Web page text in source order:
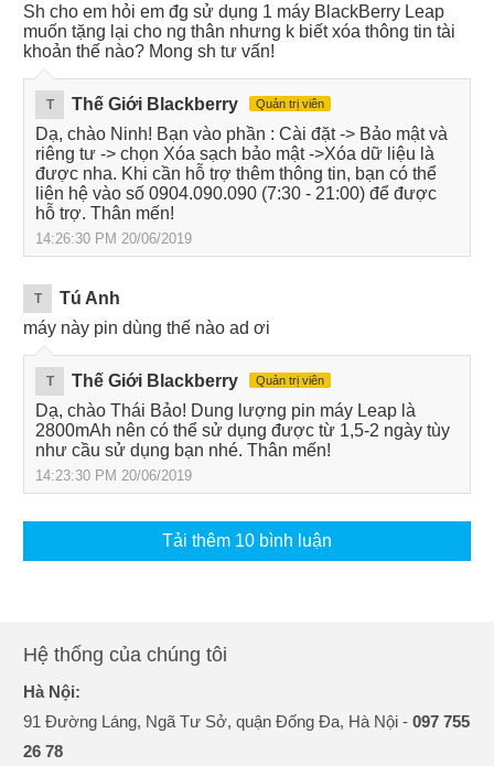
Sh cho em hỏi em đg sử dụng 1 máy BlackBerry Leap
muốn tặng lại cho ng thân nhưng k biết xóa thông tin tài
khoản thế nào? Mong sh tư vấn!
T Thế Giới Blackberry Quản trị viên
Dạ, chào Ninh! Bạn vào phần : Cài đặt -> Bảo mật và
riêng tư -> chọn Xóa sạch bảo mật ->Xóa dữ liệu là
được nha. Khi cần hỗ trợ thêm thông tin, bạn có thể
liên hệ vào số 0904.090.090 (7:30 - 21:00) để được
hỗ trợ. Thân mến!
14:26:30 PM 20/06/2019
T
Tú Anh
máy này pin dùng thế nào ad ơi
T Thế Giới Blackberry Quản trị viên
Dạ, chào Thái Bảo! Dung lượng pin máy Leap là
2800mAh nên có thể sử dụng được từ 1,5-2 ngày tùy
như cầu sử dụng bạn nhé. Thân mến!
14:23:30 PM 20/06/2019
Tải thêm 10 bình luận
Hệ thống của chúng tôi
Hà Nội:
91 Đường Láng, Ngã Tư Sở, quận Đống Đa, Hà Nội -097 755
26 78